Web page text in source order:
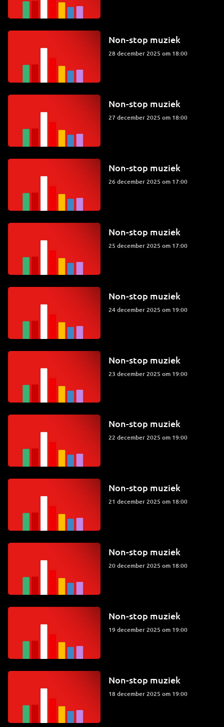
Non-stop muziek
28 december 2025 om 18:00
Non-stop muziek
27 december 2025 om 18:00
Non-stop muziek
26 december 2025 om 17:00
Non-stop muziek
25 december 2025 om 17:00
Non-stop muziek
24 december 2025 om 19:00
Non-stop muziek
23 december 2025 om 19:00
Non-stop muziek
22 december 2025 om 19:00
Non-stop muziek
21 december 2025 om 18:00
Non-stop muziek
20 december 2025 om 18:00
Non-stop muziek
19 december 2025 om 19:00
Non-stop muziek
18 december 2025 om 19:00